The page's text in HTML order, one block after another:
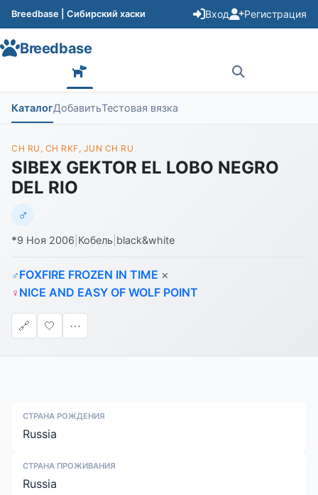
Breedbase | Сибирский хаски Вход Регистрация
Breedbase
КаталогДобавитьТестовая вязка
CH RU, CH RKF, JUN CH RU
SIBEX GEKTOR EL LOBO NEGRO
DEL RIO
♂
*9 Ноя 2006 Кобель black&white
♂FOXFIRE FROZEN IN TIME ×
♀ NICE AND EASY OF WOLF POINT
🔗 🤍 ⋯
СТРАНА РОЖДЕНИЯ
Russia
СТРАНА ПРОЖИВАНИЯ
Russia